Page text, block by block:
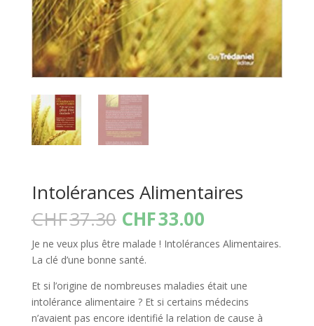
Intolérances Alimentaires
CHF37.30 Le
prix
initial
était :
CHF37.30.
CHF33.00Le
prix
actuel
CHF33.00.
Je ne veux plus être malade ! Intolérances Alimentaires.
La clé d’une bonne santé.
Et si l’origine de nombreuses maladies était une
intolérance alimentaire ? Et si certains médecins
n’avaient pas encore identifié la relation de cause à